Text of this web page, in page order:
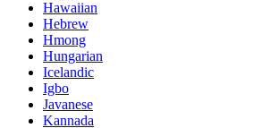
Hawaiian
Hebrew
Hmong
Hungarian
Icelandic
Igbo
Javanese
Kannada